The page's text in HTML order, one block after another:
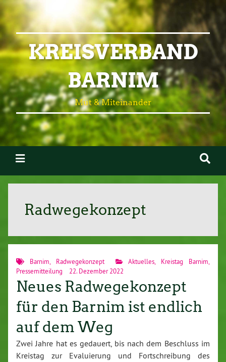
KREISVERBAND
BARNIM
Mut & Miteinander
Radwegekonzept
Barnim, Radwegekonzept Aktuelles, Kreistag Barnim,
Pressemitteilung
22. Dezember 2022
Neues Radwegekonzept
für den Barnim ist endlich
auf dem Weg
Zwei Jahre hat es gedauert, bis nach dem Beschluss im
Kreistag zur Evaluierung und Fortschreibung des